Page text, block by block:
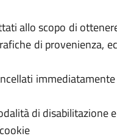
allo scopo di
di provenienza,
di